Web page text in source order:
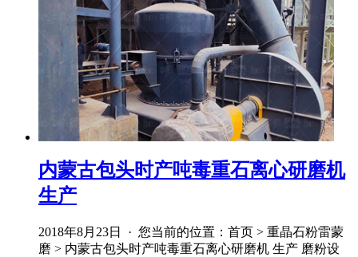
内蒙古包头时产吨毒重石离心研磨机
生产
2018年8月23日 · 您当前的位置：首页 > 重晶石粉雷蒙
磨 > 内蒙古包头时产吨毒重石离心研磨机 生产 磨粉设